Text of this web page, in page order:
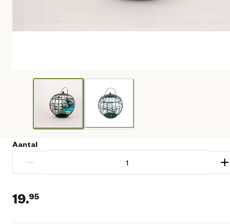
Aantal
− +
19.95